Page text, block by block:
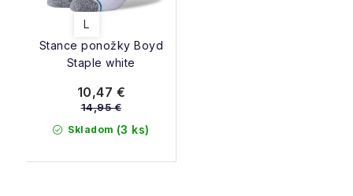
Stance ponožky Boyd
Staple white
L
Skladom (3 ks)
10,47 €
14,95 €